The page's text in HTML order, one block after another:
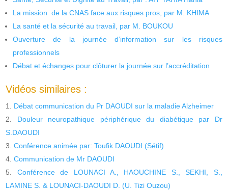
La mission de la CNAS face aux risques pros, par M. KHIMA
La santé et la sécurité au travail, par M. BOUKOU
Ouverture de la journée d’information sur les risques
professionnels
Débat et échanges pour clôturer la journée sur l’accréditation
Vidéos similaires :
Débat communication du Pr DAOUDI sur la maladie Alzheimer
Douleur neuropathique périphérique du diabétique par Dr
S.DAOUDI
Conférence animée par: Toufik DAOUDI (Sétif)
Communication de Mr DAOUDI
Conférence de LOUNACI A., HAOUCHINE S., SEKHI, S.,
LAMINE S. & LOUNACI-DAOUDI D. (U. Tizi Ouzou)